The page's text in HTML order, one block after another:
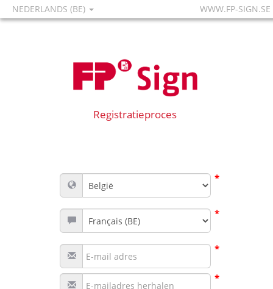
NEDERLANDS (BE) WWW.FP-SIGN.SE
Registratieproces
*
*
*
*